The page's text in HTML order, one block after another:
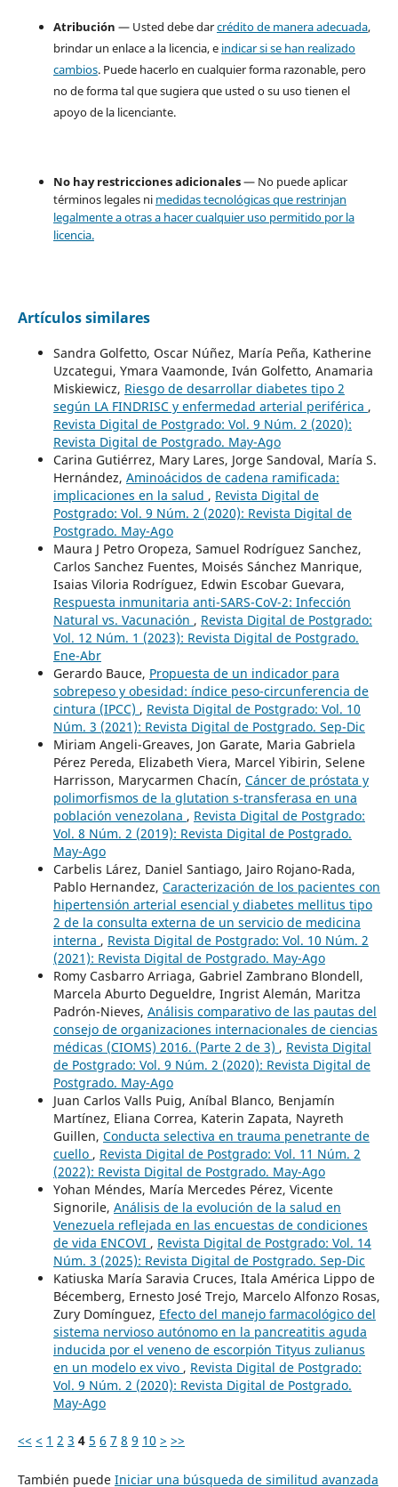
Atribución — Usted debe darcrédito de manera adecuada,
brindar un enlace a la licencia, e indicar si se han realizado
cambios. Puede hacerlo en cualquier forma razonable, pero
no de forma tal que sugiera que usted o su uso tienen el
apoyo de la licenciante.
No hay restricciones adicionales— No puede aplicar
términos legales ni medidas tecnológicas que restrinjan
legalmente a otras a hacer cualquier uso permitido por la
licencia.
Artículos similares
Sandra Golfetto, Oscar Núñez, María Peña, Katherine
Uzcategui, Ymara Vaamonde, Iván Golfetto, Anamaria
Miskiewicz, Riesgo de desarrollar diabetes tipo 2
según LA FINDRISC y enfermedad arterial periférica ,
Revista Digital de Postgrado: Vol. 9 Núm. 2 (2020):
Revista Digital de Postgrado. May-Ago
Carina Gutiérrez, Mary Lares, Jorge Sandoval, María S.
Hernández, Aminoácidos de cadena ramificada:
implicaciones en la salud , Revista Digital de
Postgrado: Vol. 9 Núm. 2 (2020): Revista Digital de
Postgrado. May-Ago
Maura J Petro Oropeza, Samuel Rodríguez Sanchez,
Carlos Sanchez Fuentes, Moisés Sánchez Manrique,
Isaias Viloria Rodríguez, Edwin Escobar Guevara,
Respuesta inmunitaria anti-SARS-CoV-2: Infección
Natural vs. Vacunación , Revista Digital de Postgrado:
Vol. 12 Núm. 1 (2023): Revista Digital de Postgrado.
Ene-Abr
Gerardo Bauce, Propuesta de un indicador para
sobrepeso y obesidad: índice peso-circunferencia de
cintura (IPCC) , Revista Digital de Postgrado: Vol. 10
Núm. 3 (2021): Revista Digital de Postgrado. Sep-Dic
Miriam Angeli-Greaves, Jon Garate, Maria Gabriela
Pérez Pereda, Elizabeth Viera, Marcel Yibirin, Selene
Harrisson, Marycarmen Chacín, Cáncer de próstata y
polimorfismos de la glutation s-transferasa en una
población venezolana , Revista Digital de Postgrado:
Vol. 8 Núm. 2 (2019): Revista Digital de Postgrado.
May-Ago
Carbelis Lárez, Daniel Santiago, Jairo Rojano-Rada,
Pablo Hernandez, Caracterización de los pacientes con
hipertensión arterial esencial y diabetes mellitus tipo
2 de la consulta externa de un servicio de medicina
interna , Revista Digital de Postgrado: Vol. 10 Núm. 2
(2021): Revista Digital de Postgrado. May-Ago
Romy Casbarro Arriaga, Gabriel Zambrano Blondell,
Marcela Aburto Degueldre, Ingrist Alemán, Maritza
Padrón-Nieves, Análisis comparativo de las pautas del
consejo de organizaciones internacionales de ciencias
médicas (CIOMS) 2016. (Parte 2 de 3) , Revista Digital
de Postgrado: Vol. 9 Núm. 2 (2020): Revista Digital de
Postgrado. May-Ago
Juan Carlos Valls Puig, Aníbal Blanco, Benjamín
Martínez, Eliana Correa, Katerin Zapata, Nayreth
Guillen, Conducta selectiva en trauma penetrante de
cuello , Revista Digital de Postgrado: Vol. 11 Núm. 2
(2022): Revista Digital de Postgrado. May-Ago
Yohan Méndes, María Mercedes Pérez, Vicente
Signorile, Análisis de la evolución de la salud en
Venezuela reflejada en las encuestas de condiciones
de vida ENCOVI , Revista Digital de Postgrado: Vol. 14
Núm. 3 (2025): Revista Digital de Postgrado. Sep-Dic
Katiuska María Saravia Cruces, Itala América Lippo de
Bécemberg, Ernesto José Trejo, Marcelo Alfonzo Rosas,
Zury Domínguez, Efecto del manejo farmacológico del
sistema nervioso autónomo en la pancreatitis aguda
inducida por el veneno de escorpión Tityus zulianus
en un modelo ex vivo , Revista Digital de Postgrado:
Vol. 9 Núm. 2 (2020): Revista Digital de Postgrado.
May-Ago
<< < 1 2 3 4 5 6 7 8 9 10 > >>
También puede Iniciar una búsqueda de similitud avanzada